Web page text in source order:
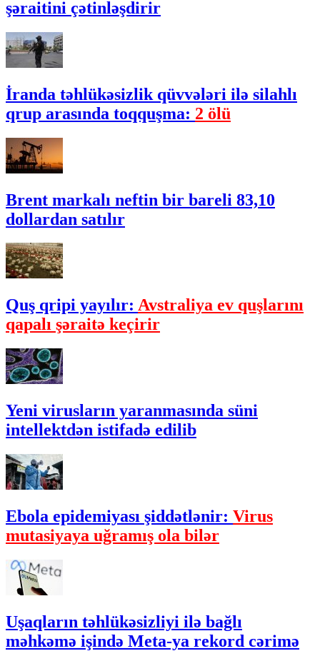
şəraitini çətinləşdirir
İranda təhlükəsizlik qüvvələri ilə silahlı
qrup arasında toqquşma: 2 ölü
Brent markalı neftin bir bareli 83,10
dollardan satılır
Quş qripi yayılır: Avstraliya ev quşlarını
qapalı şəraitə keçirir
Yeni virusların yaranmasında süni
intellektdən istifadə edilib
Ebola epidemiyası şiddətlənir: Virus
mutasiyaya uğramış ola bilər
Uşaqların təhlükəsizliyi ilə bağlı
məhkəmə işində Meta-ya rekord cərimə